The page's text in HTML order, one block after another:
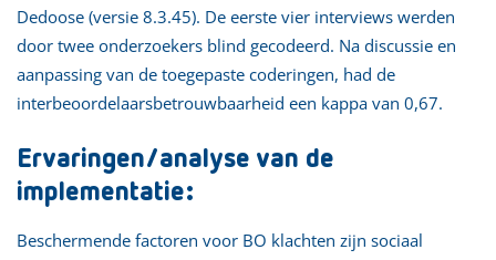
Dedoose (versie 8.3.45). De eerste vier interviews werden
door twee onderzoekers blind gecodeerd. Na discussie en
aanpassing van de toegepaste coderingen, had de
interbeoordelaarsbetrouwbaarheid een kappa van 0,67.
Ervaringen/analyse van de
implementatie:
Beschermende factoren voor BO klachten zijn sociaal